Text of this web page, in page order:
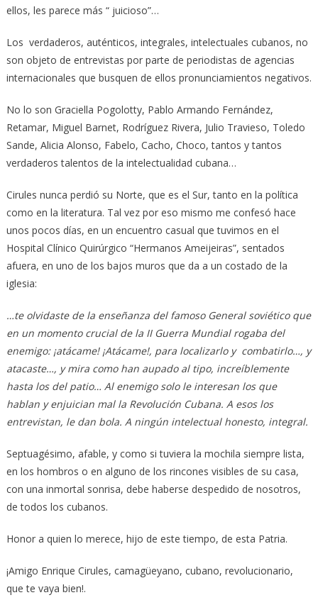
ellos, les parece más “ juicioso”…
Los verdaderos, auténticos, integrales, intelectuales cubanos, no
son objeto de entrevistas por parte de periodistas de agencias
internacionales que busquen de ellos pronunciamientos negativos.
No lo son Graciella Pogolotty, Pablo Armando Fernández,
Retamar, Miguel Barnet, Rodríguez Rivera, Julio Travieso, Toledo
Sande, Alicia Alonso, Fabelo, Cacho, Choco, tantos y tantos
verdaderos talentos de la intelectualidad cubana…
Cirules nunca perdió su Norte, que es el Sur, tanto en la política
como en la literatura. Tal vez por eso mismo me confesó hace
unos pocos días, en un encuentro casual que tuvimos en el
Hospital Clínico Quirúrgico “Hermanos Ameijeiras”, sentados
afuera, en uno de los bajos muros que da a un costado de la
iglesia:
…te olvidaste de la enseñanza del famoso General soviético que
en un momento crucial de la II Guerra Mundial rogaba del
enemigo: ¡atácame! ¡Atácame!, para localizarlo y combatirlo…, y
atacaste…, y mira como han aupado al tipo, increíblemente
hasta los del patio… Al enemigo solo le interesan los que
hablan y enjuician mal la Revolución Cubana. A esos los
entrevistan, le dan bola. A ningún intelectual honesto, integral.
Septuagésimo, afable, y como si tuviera la mochila siempre lista,
en los hombros o en alguno de los rincones visibles de su casa,
con una inmortal sonrisa, debe haberse despedido de nosotros,
de todos los cubanos.
Honor a quien lo merece, hijo de este tiempo, de esta Patria.
¡Amigo Enrique Cirules, camagüeyano, cubano, revolucionario,
que te vaya bien!.